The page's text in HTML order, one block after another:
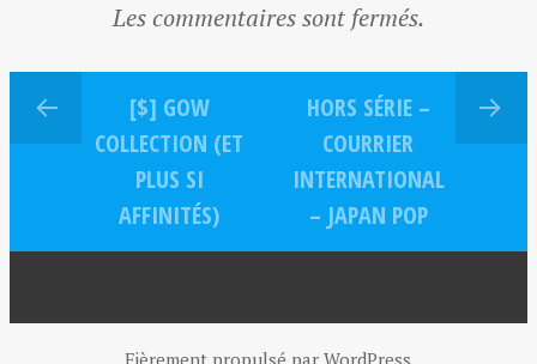
Les commentaires sont fermés.
[$] GOW
COLLECTION (ET
PLUS SI
AFFINITÉS)
HORS SÉRIE –
COURRIER
INTERNATIONAL
– JAPAN POP